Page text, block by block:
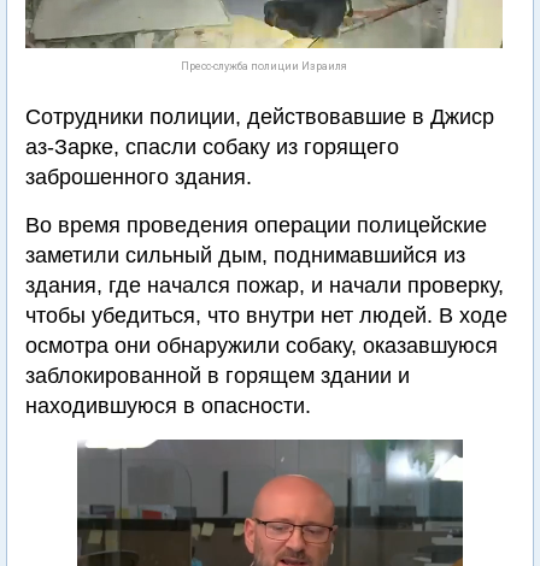
Пресс-служба полиции Израиля
Сотрудники полиции, действовавшие в Джиср
аз-Зарке, спасли собаку из горящего
заброшенного здания.
Во время проведения операции полицейские
заметили сильный дым, поднимавшийся из
здания, где начался пожар, и начали проверку,
чтобы убедиться, что внутри нет людей. В ходе
осмотра они обнаружили собаку, оказавшуюся
заблокированной в горящем здании и
находившуюся в опасности.